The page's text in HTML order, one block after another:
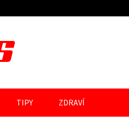
TIPY ZDRAVÍ